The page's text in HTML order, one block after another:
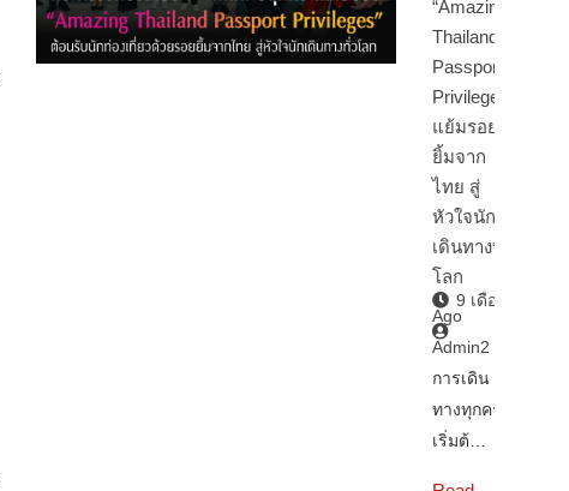
“Amazing
Thailand
Passport
Privileges”
แย้มรอย
ยิ้มจาก
ไทย สู่
หัวใจนัก
เดินทางทั่ว
โลก
9 เดือน
Ago
Admin2
การเดิน
ทางทุกครั้ง
เริ่มต้…